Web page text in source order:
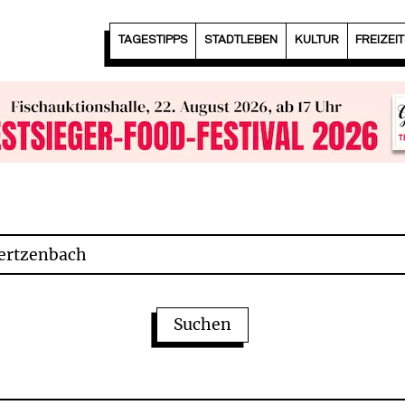
TAGESTIPPS STADTLEBEN KULTUR